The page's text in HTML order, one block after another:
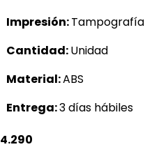
Impresión:Tampografía
Cantidad:Unidad
Material:ABS
Entrega:3 días hábiles
4.290